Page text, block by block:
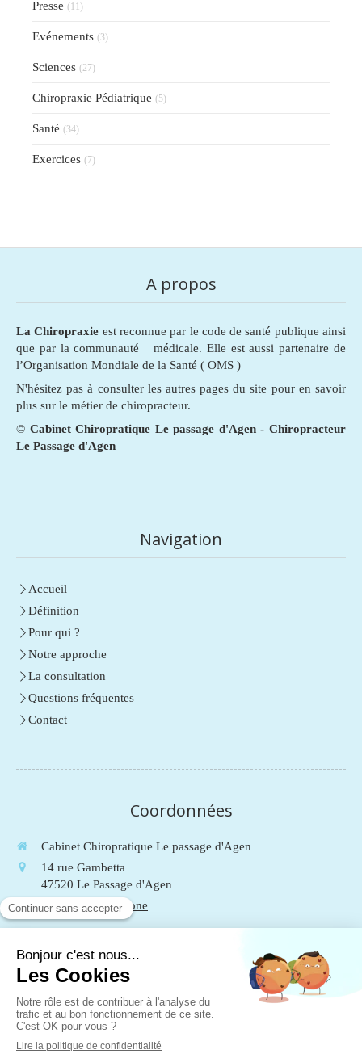
Presse (11)
Evénements (3)
Sciences (27)
Chiropraxie Pédiatrique (5)
Santé (34)
Exercices (7)
A propos
La Chiropraxie est reconnue par le code de santé publique ainsi
que par la communauté médicale. Elle est aussi partenaire de
l’Organisation Mondiale de la Santé ( OMS )
N'hésitez pas à consulter les autres pages du site pour en savoir
plus sur le métier de chiropracteur.
© Cabinet Chiropratique Le passage d'Agen - Chiropracteur
Le Passage d'Agen
Navigation
Accueil
Définition
Pour qui ?
Notre approche
La consultation
Questions fréquentes
Contact
Coordonnées
Cabinet Chiropratique Le passage d'Agen
14 rue Gambetta
47520 Le Passage d'Agen
Afficher le téléphone
LeSamedide9hà13h
Mentions légales
Plan du site